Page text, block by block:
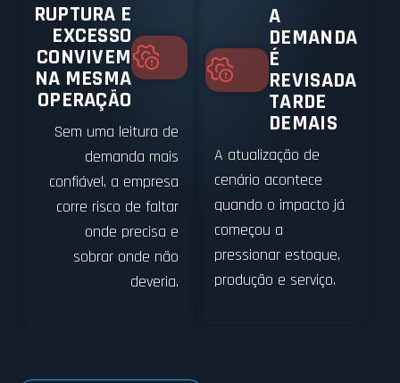
RUPTURA E
EXCESSO
CONVIVEM
NA MESMA
OPERAÇÃO
Sem uma leitura de
demanda mais
confiável, a empresa
corre risco de faltar
onde precisa e
sobrar onde não
deveria.
A
DEMANDA
É
REVISADA
TARDE
DEMAIS
A atualização de
cenário acontece
quando o impacto já
começou a
pressionar estoque,
produção e serviço.